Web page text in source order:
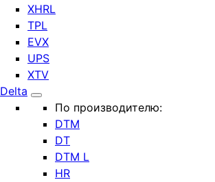
XHRL
TPL
EVX
UPS
XTV
Delta
По производителю:
DTM
DT
DTM L
HR